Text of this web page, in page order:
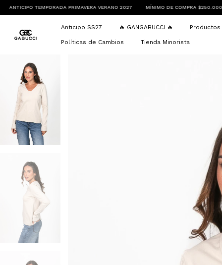
PRIMAVERA VERANO 2027 MÍNIMO DE COMPRA $250.000 ENVÍOS A TODO
Anticipo SS27 🔥 GANGABUCCI 🔥
Políticas de Cambios Tienda Minorista